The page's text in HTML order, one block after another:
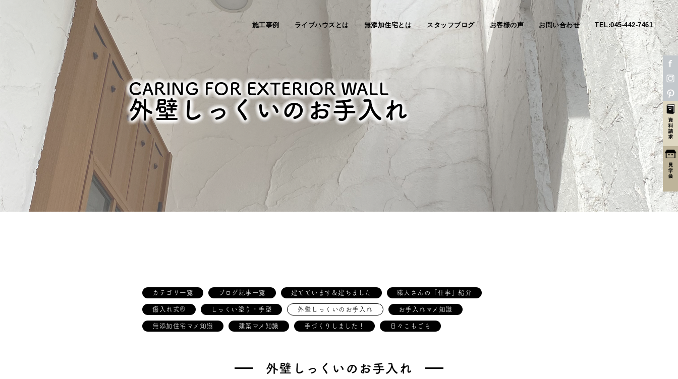
施工事例 ライブハウスとは 無添加住宅とは スタッフブログ お客様の声 お問い合わせ TEL:045-442-7461
CARING FOR EXTERIOR WALL
外壁しっくいのお手入れ
カテゴリ一覧 ブログ記事一覧 建てています＆建ちました 職人さんの「仕事」紹介
傷入れ式® しっくい塗り・手型 外壁しっくいのお手入れ お手入れマメ知識
無添加住宅マメ知識 建築マメ知識 手づくりしました！ 日々こもごも
外壁しっくいのお手入れ